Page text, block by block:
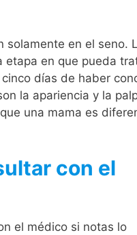
solamente en el seno.
en que pueda
días de haber
la apariencia y la
una mama es
con el
el médico si notas lo